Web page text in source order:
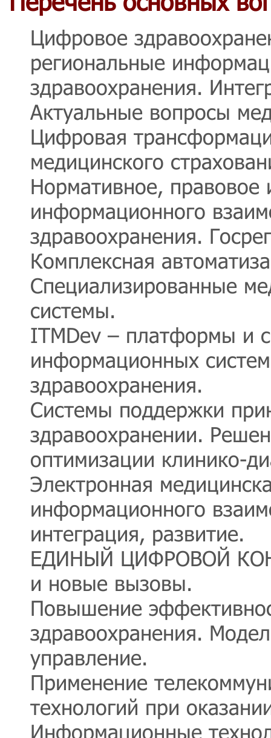
Цифровое
региональные
здравоохранения.
Актуальные вопросы
Цифровая
медицинского
Нормативное, правовое
информационного
здравоохранения.
Комплексная
Специализированные
системы.
ITMDev – платформы и
информационных
здравоохранения.
Системы поддержки
здравоохранении.
оптимизации клинико-
Электронная
информационного
интеграция, развитие.
ЕДИНЫЙ ЦИФРОВОЙ
и новые вызовы.
Повышение
здравоохранения.
управление.
Применение
технологий при
Информационные